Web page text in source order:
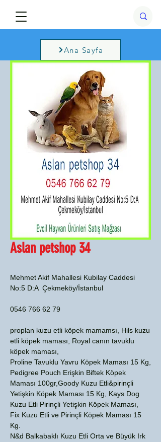
Ana Sayfa
Aslan petshop 34
Mehmet Akif Mahallesi Kubilay Caddesi
No:5 D:A Çekmeköy/İstanbul
0546 766 62 79
proplan kuzu etli köpek mamamsı, Hils kuzu
etli köpek maması, Royal canın tavuklu
köpek maması,
Proline Tavuklu Yavru Köpek Maması 15 Kg,
Pedigree Pouch Erişkin Biftek Köpek
Maması 100gr,Goody Kuzu Etli&pirinçli
Yetişkin Köpek Maması 15 Kg, Kays Dog
Kuzu Etli Pirinçli Yetişkin Köpek Maması,
Fix Kuzu Etli ve Pirinçli Köpek Maması 15
Kg.
N&d Balkabaklı Kuzu Etli Orta ve Büyük Irk